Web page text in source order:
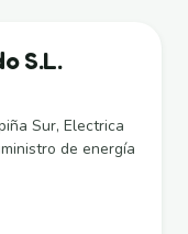
S.L.
Sur, Electrica
de energía